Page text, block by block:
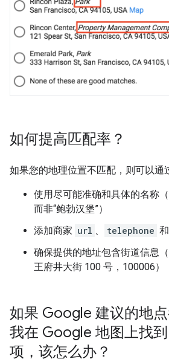
如何提高匹配率？
如果您的地理位置不匹配，则可以通
使用尽可能准确和具体的名称
而非“鲍勃汉堡”）
添加商家 url 、 telephone 和
确保提供的地址包含街道信息
王府井大街 100 号，100006）
如果 Google 建议的地
我在 Google 地图上找
项，该怎么办？